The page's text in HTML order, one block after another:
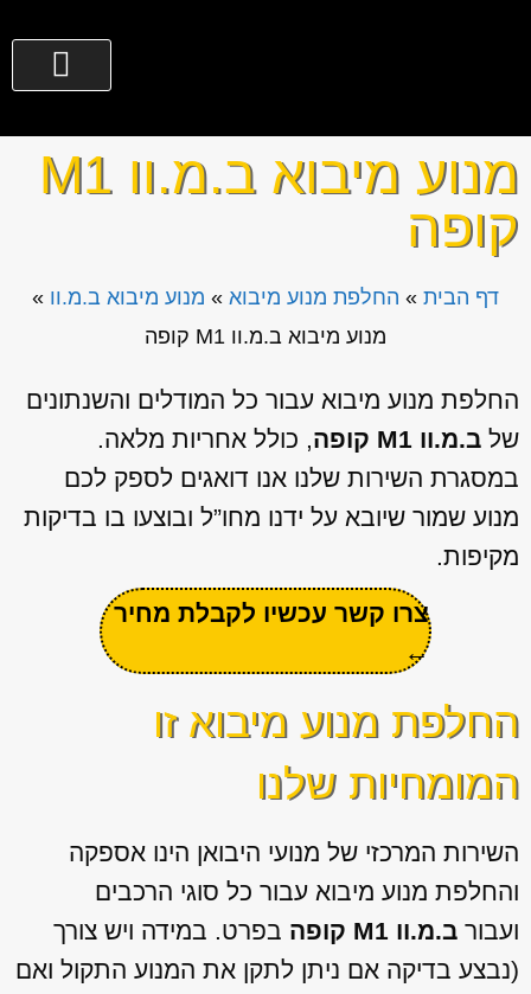
מנוע מיבוא ב.מ.וו M1
קופה
דף הבית » החלפת מנוע מיבוא » מנוע מיבוא ב.מ.וו »
מנוע מיבוא ב.מ.וו M1 קופה
החלפת מנוע מיבוא עבור כל המודלים והשנתונים
של ב.מ.וו M1 קופה
, כולל אחריות מלאה.
במסגרת השירות שלנו אנו דואגים לספק לכם
מנוע שמור שיובא על ידנו מחו”ל ובוצעו בו בדיקות
מקיפות.
צרו קשר עכשיו לקבלת מחיר
←
החלפת מנוע מיבוא זו
המומחיות שלנו
השירות המרכזי של מנועי היבואן הינו אספקה
והחלפת מנוע מיבוא עבור כל סוגי הרכבים
ועבור ב.מ.וו M1 קופה
בפרט. במידה ויש צורך
(נבצע בדיקה אם ניתן לתקן את המנוע התקול ואם